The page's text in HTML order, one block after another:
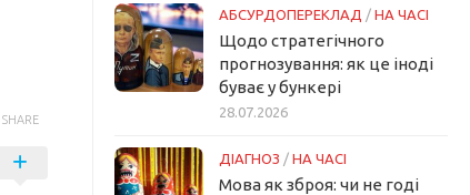
SHARE
АБСУРДОПЕРЕКЛАД / НА ЧАСІ
Щодо стратегічного
прогнозування: як це іноді
буває у бункері
28.07.2026
ДІАГНОЗ / НА ЧАСІ
Мова як зброя: чи не годі